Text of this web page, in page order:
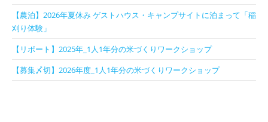
【農泊】2026年夏休み ゲストハウス・キャンプサイトに泊まって「稲
刈り体験」
【リポート】2025年_1人1年分の米づくりワークショップ
【募集〆切】2026年度_1人1年分の米づくりワークショップ